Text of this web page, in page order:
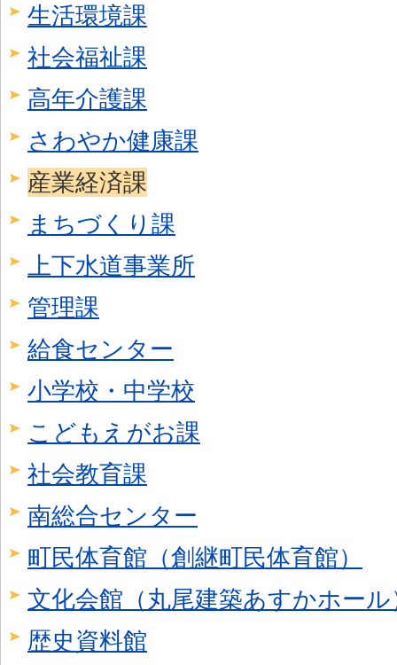
生活環境課
社会福祉課
高年介護課
さわやか健康課
産業経済課
まちづくり課
上下水道事業所
管理課
給食センター
小学校・中学校
こどもえがお課
社会教育課
南総合センター
町民体育館（創継町民体育館）
文化会館（丸尾建築あすかホール
歴史資料館